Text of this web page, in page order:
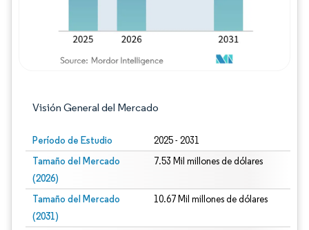
Visión General del Mercado
Período de Estudio 2025 - 2031
Tamaño del Mercado
(2026)
7.53 Mil millones de dólares
Tamaño del Mercado
(2031)
10.67 Mil millones de dólares